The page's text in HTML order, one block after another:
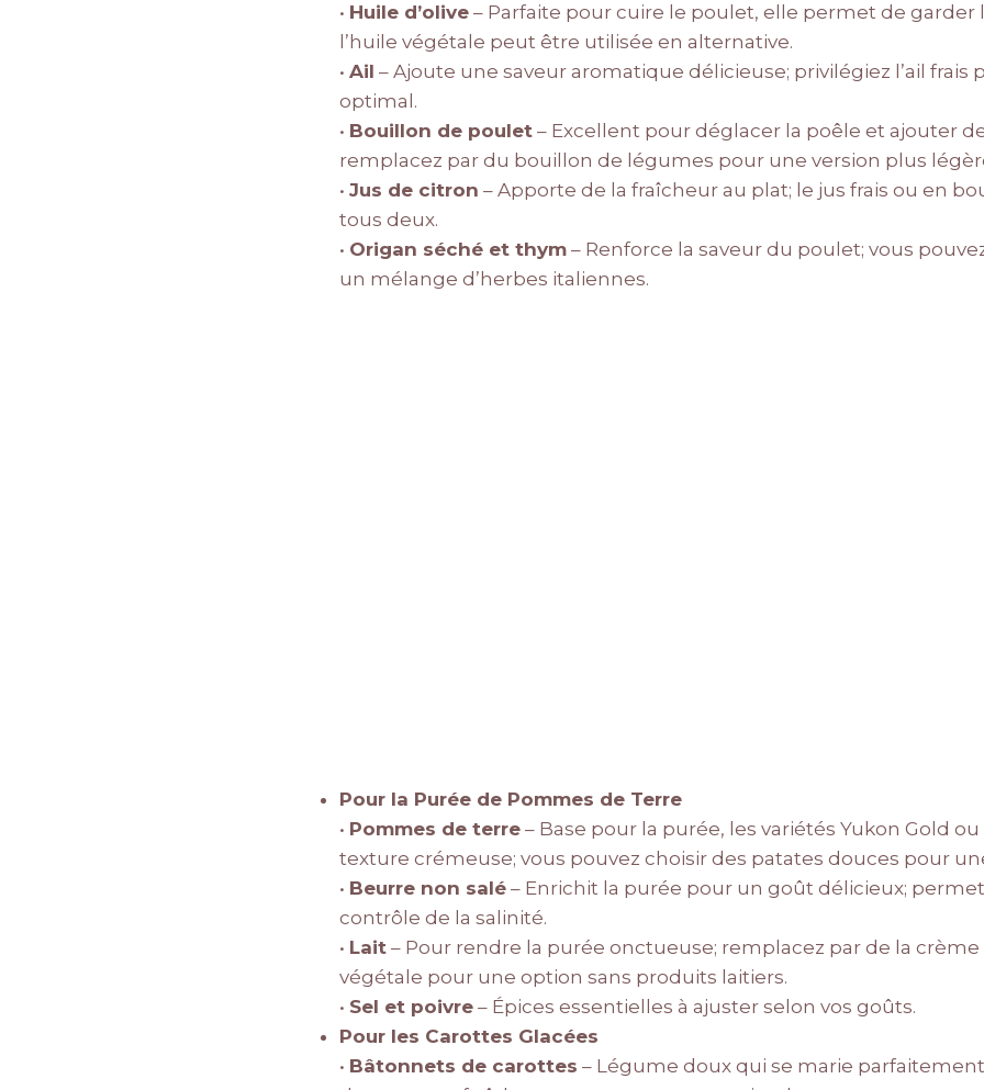
• Huile d’olive – Parfaite pour cuire le poulet, elle permet de garder
l’huile végétale peut être utilisée en alternative.
• Ail – Ajoute une saveur aromatique délicieuse; privilégiez l’ail frais
optimal.
• Bouillon de poulet – Excellent pour déglacer la poêle et ajouter
remplacez par du bouillon de légumes pour une version plus
• Jus de citron – Apporte de la fraîcheur au plat; le jus frais ou en
tous deux.
• Origan séché et thym – Renforce la saveur du poulet; vous
un mélange d’herbes italiennes.
Pour la Purée de Pommes de Terre
• Pommes de terre – Base pour la purée, les variétés Yukon Gold
texture crémeuse; vous pouvez choisir des patates douces pour
• Beurre non salé – Enrichit la purée pour un goût délicieux;
contrôle de la salinité.
• Lait – Pour rendre la purée onctueuse; remplacez par de la crème
végétale pour une option sans produits laitiers.
• Sel et poivre – Épices essentielles à ajuster selon vos goûts.
Pour les Carottes Glacées
• Bâtonnets de carottes – Légume doux qui se marie